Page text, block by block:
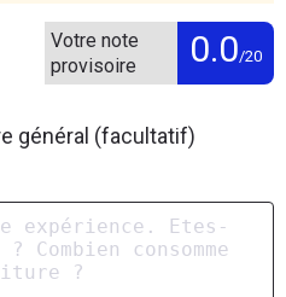
Votre note
provisoire
0.0/20
général (facultatif)